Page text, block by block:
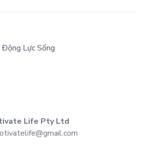
Động Lực Sống
Life Pty Ltd